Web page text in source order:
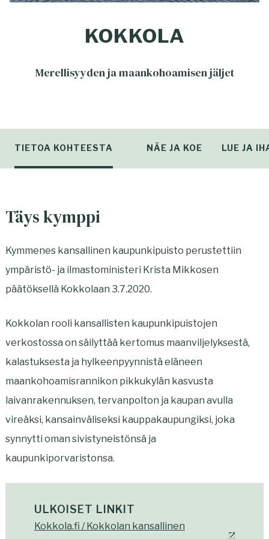
KOKKOLA
Merellisyyden ja maankohoamisen jäljet
TIETOA KOHTEESTA NÄE JA KOE LUE JA
Täys kymppi
Kymmenes kansallinen kaupunkipuisto perustettiin
ympäristö- ja ilmastoministeri Krista Mikkosen
päätöksellä Kokkolaan 3.7.2020.
Kokkolan rooli kansallisten kaupunkipuistojen
verkostossa on säilyttää kertomus maanviljelyksestä,
kalastuksesta ja hylkeenpyynnistä eläneen
maankohoamisrannikon pikkukylän kasvusta
laivanrakennuksen, tervanpolton ja kaupan avulla
vireäksi, kansainväliseksi kauppakaupungiksi, joka
synnytti oman sivistyneistönsä ja
kaupunkiporvaristonsa.
ULKOISET LINKIT
Kokkola.fi / Kokkolan kansallinen